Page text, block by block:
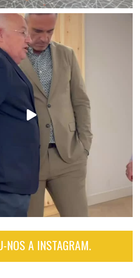
NOS A INSTAGRAM.